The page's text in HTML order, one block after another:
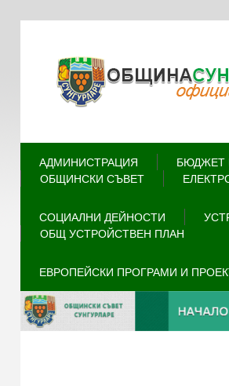
АДМИНИСТРАЦИЯ БЮДЖЕТ
ОБЩИНСКИ СЪВЕТ
СОЦИАЛНИ ДЕЙНОСТИ
ОБЩ УСТРОЙСТВЕН ПЛАН
ЕВРОПЕЙСКИ ПРОГРАМИ И